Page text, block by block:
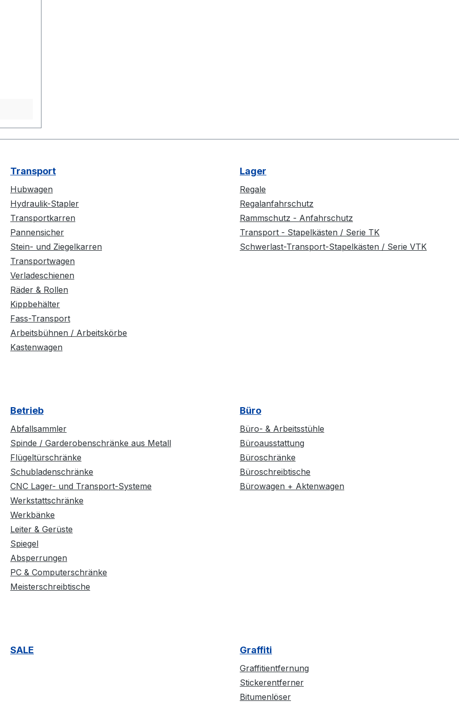
€ / VKE *
Transport
Hubwagen
Hydraulik-Stapler
Transportkarren
Pannensicher
Stein- und Ziegelkarren
Transportwagen
Verladeschienen
Räder & Rollen
Kippbehälter
Fass-Transport
Arbeitsbühnen / Arbeitskörbe
Kastenwagen
Lager
Regale
Regalanfahrschutz
Rammschutz - Anfahrschutz
Transport - Stapelkästen / Serie TK
Schwerlast-Transport-Stapelkästen / Serie VTK
Betrieb
Abfallsammler
Spinde / Garderobenschränke aus Metall
Flügeltürschränke
Schubladenschränke
CNC Lager- und Transport-Systeme
Werkstattschränke
Werkbänke
Leiter & Gerüste
Spiegel
Absperrungen
PC & Computerschränke
Meisterschreibtische
Büro
Büro- & Arbeitsstühle
Büroausstattung
Büroschränke
Büroschreibtische
Bürowagen + Aktenwagen
SALE Graffiti
Graffitientfernung
Stickerentferner
Bitumenlöser